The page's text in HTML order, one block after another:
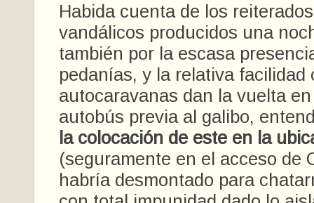
Habida cuenta de los
vandálicos producidos una
también por la escasa
pedanías, y la relativa facilidad
autocaravanas dan la vuelta
autobús previa al galibo,
la colocación de este en la
(seguramente en el acceso de
habría desmontado para